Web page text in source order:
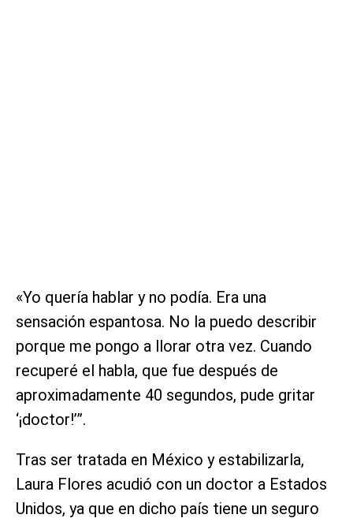
«Yo quería hablar y no podía. Era una
sensación espantosa. No la puedo describir
porque me pongo a llorar otra vez. Cuando
recuperé el habla, que fue después de
aproximadamente 40 segundos, pude gritar
‘¡doctor!’”.
Tras ser tratada en México y estabilizarla,
Laura Flores acudió con un doctor a Estados
Unidos, ya que en dicho país tiene un seguro